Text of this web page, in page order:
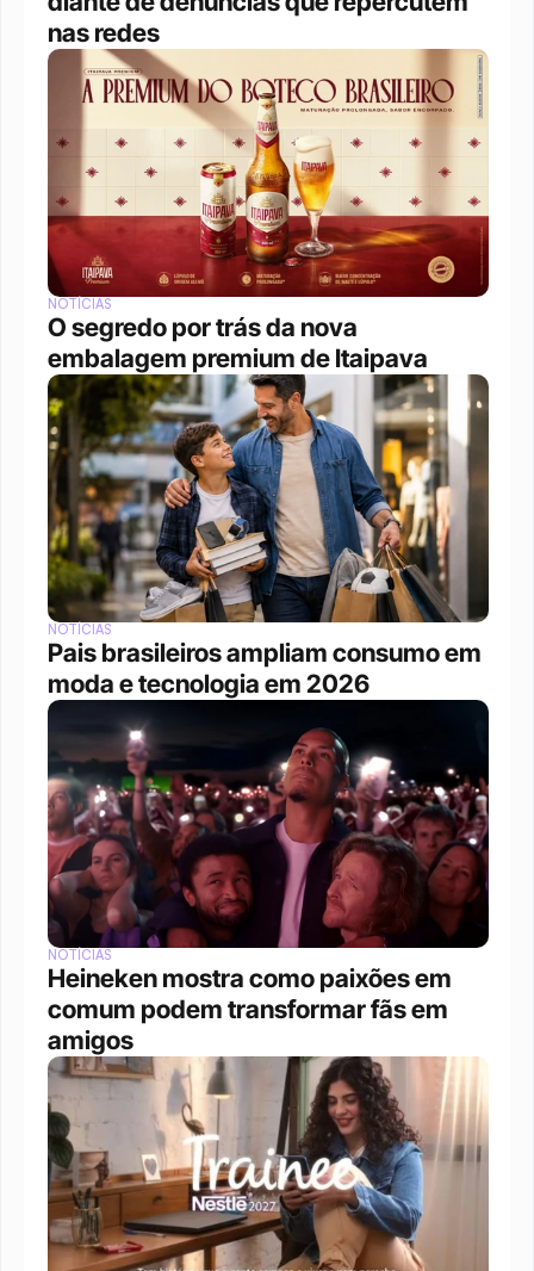
nas redes
NOTÍCIAS
O segredo por trás da nova
embalagem premium de Itaipava
NOTÍCIAS
Pais brasileiros ampliam consumo em
moda e tecnologia em 2026
NOTÍCIAS
Heineken mostra como paixões em
comum podem transformar fãs em
amigos